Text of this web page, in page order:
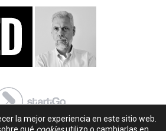
la mejor experiencia en este sitio web.